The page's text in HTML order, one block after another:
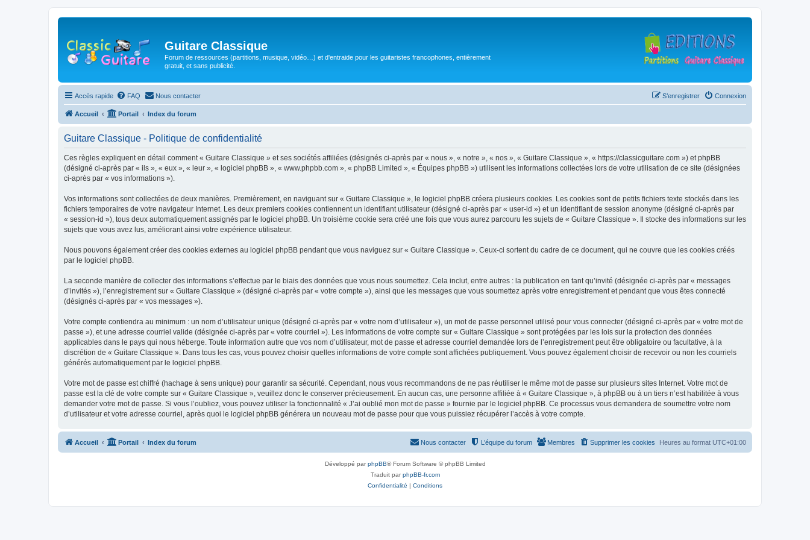
Guitare Classique
Forum de ressources (partitions, musique, vidéo…) et d'entraide pour les guitaristes francophones, entièrement
gratuit, et sans publicité.
Accès rapide FAQ Nous contacter Connexion
S’enregistrer
Accueil Portail Index du forum
Guitare Classique - Politique de confidentialité
Ces règles expliquent en détail comment « Guitare Classique » et ses sociétés affiliées (désignés ci-après par « nous », « notre », « nos », « Guitare Classique », « https://classicguitare.com ») et phpBB
(désigné ci-après par « ils », « eux », « leur », « logiciel phpBB », « www.phpbb.com », « phpBB Limited », « Équipes phpBB ») utilisent les informations collectées lors de votre utilisation de ce site (désignées
ci-après par « vos informations »).
Vos informations sont collectées de deux manières. Premièrement, en naviguant sur « Guitare Classique », le logiciel phpBB créera plusieurs cookies. Les cookies sont de petits fichiers texte stockés dans les
fichiers temporaires de votre navigateur Internet. Les deux premiers cookies contiennent un identifiant utilisateur (désigné ci-après par « user-id ») et un identifiant de session anonyme (désigné ci-après par
« session-id »), tous deux automatiquement assignés par le logiciel phpBB. Un troisième cookie sera créé une fois que vous aurez parcouru les sujets de « Guitare Classique ». Il stocke des informations sur les
sujets que vous avez lus, améliorant ainsi votre expérience utilisateur.
Nous pouvons également créer des cookies externes au logiciel phpBB pendant que vous naviguez sur « Guitare Classique ». Ceux-ci sortent du cadre de ce document, qui ne couvre que les cookies créés
par le logiciel phpBB.
La seconde manière de collecter des informations s’effectue par le biais des données que vous nous soumettez. Cela inclut, entre autres : la publication en tant qu’invité (désignée ci-après par « messages
d’invités »), l’enregistrement sur « Guitare Classique » (désigné ci-après par « votre compte »), ainsi que les messages que vous soumettez après votre enregistrement et pendant que vous êtes connecté
(désignés ci-après par « vos messages »).
Votre compte contiendra au minimum : un nom d’utilisateur unique (désigné ci-après par « votre nom d’utilisateur »), un mot de passe personnel utilisé pour vous connecter (désigné ci-après par « votre mot de
passe »), et une adresse courriel valide (désignée ci-après par « votre courriel »). Les informations de votre compte sur « Guitare Classique » sont protégées par les lois sur la protection des données
applicables dans le pays qui nous héberge. Toute information autre que vos nom d’utilisateur, mot de passe et adresse courriel demandée lors de l’enregistrement peut être obligatoire ou facultative, à la
discrétion de « Guitare Classique ». Dans tous les cas, vous pouvez choisir quelles informations de votre compte sont affichées publiquement. Vous pouvez également choisir de recevoir ou non les courriels
générés automatiquement par le logiciel phpBB.
Votre mot de passe est chiffré (hachage à sens unique) pour garantir sa sécurité. Cependant, nous vous recommandons de ne pas réutiliser le même mot de passe sur plusieurs sites Internet. Votre mot de
passe est la clé de votre compte sur « Guitare Classique », veuillez donc le conserver précieusement. En aucun cas, une personne affiliée à « Guitare Classique », à phpBB ou à un tiers n’est habilitée à vous
demander votre mot de passe. Si vous l’oubliez, vous pouvez utiliser la fonctionnalité « J’ai oublié mon mot de passe » fournie par le logiciel phpBB. Ce processus vous demandera de soumettre votre nom
d’utilisateur et votre adresse courriel, après quoi le logiciel phpBB générera un nouveau mot de passe pour que vous puissiez récupérer l’accès à votre compte.
Accueil Portail Index du forum Heures au format UTC+01:00
Supprimer les cookies
Membres
L’équipe du forum
Nous contacter
Développé parphpBB® Forum Software © phpBB Limited
Traduit parphpBB-fr.com
Confidentialité | Conditions